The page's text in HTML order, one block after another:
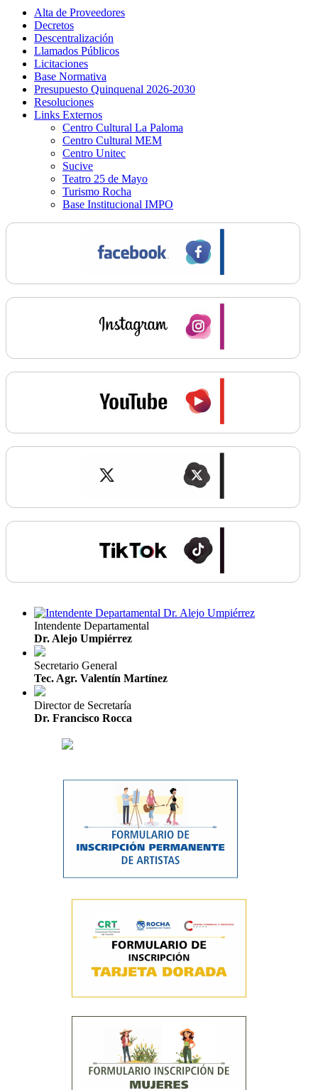
Alta de Proveedores
Decretos
Descentralización
Llamados Públicos
Licitaciones
Base Normativa
Presupuesto Quinquenal 2026-2030
Resoluciones
Links Externos
Centro Cultural La Paloma
Centro Cultural MEM
Centro Unitec
Sucive
Teatro 25 de Mayo
Turismo Rocha
Base Institucional IMPO
Intendente Departamental
Dr. Alejo Umpiérrez
Secretario General
Tec. Agr. Valentín Martínez
Director de Secretaría
Dr. Francisco Rocca